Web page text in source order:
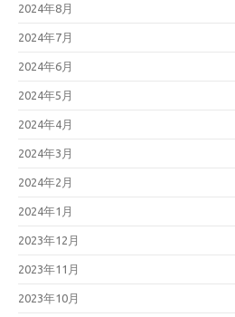
2024年8月
2024年7月
2024年6月
2024年5月
2024年4月
2024年3月
2024年2月
2024年1月
2023年12月
2023年11月
2023年10月